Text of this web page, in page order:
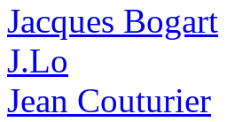
Jacques Bogart
J.Lo
Jean Couturier